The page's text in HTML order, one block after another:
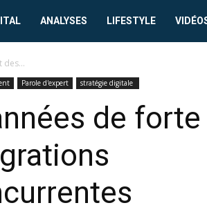
ANALYSES LIFESTYLE
des...
Parole d'expert stratégie digitale
de forte